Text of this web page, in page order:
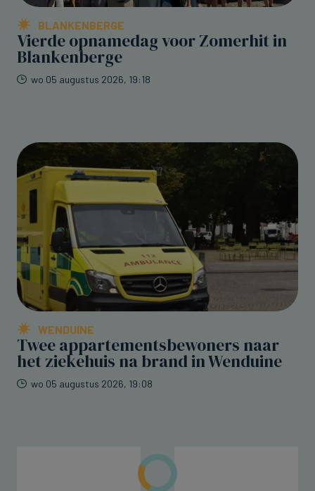
BLANKENBERGE
Vierde opnamedag voor Zomerhit in
Blankenberge
wo 05 augustus 2026, 19:18
WENDUINE
Twee appartementsbewoners naar
het ziekehuis na brand in Wenduine
wo 05 augustus 2026, 19:08